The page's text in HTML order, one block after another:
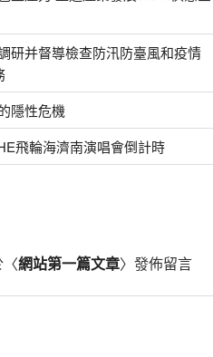
研并督導檢查防汛防臺風和疫情
隱性危機
飛輪海濟南演唱會倒計時
〈網站第一篇文章〉發佈留言